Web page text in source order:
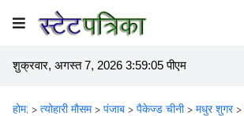
शुक्रवार, अगस्त 7, 2026 3:59:05 पीएम
होम; > त्योहारी मौसम> पंजाब > पैकेज्ड चीनी> मधुर शुगर>